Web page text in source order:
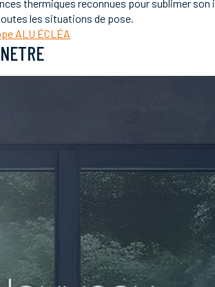
thermiques reconnues pour sublimer
les situations de pose.
ALU ÉCLÉA